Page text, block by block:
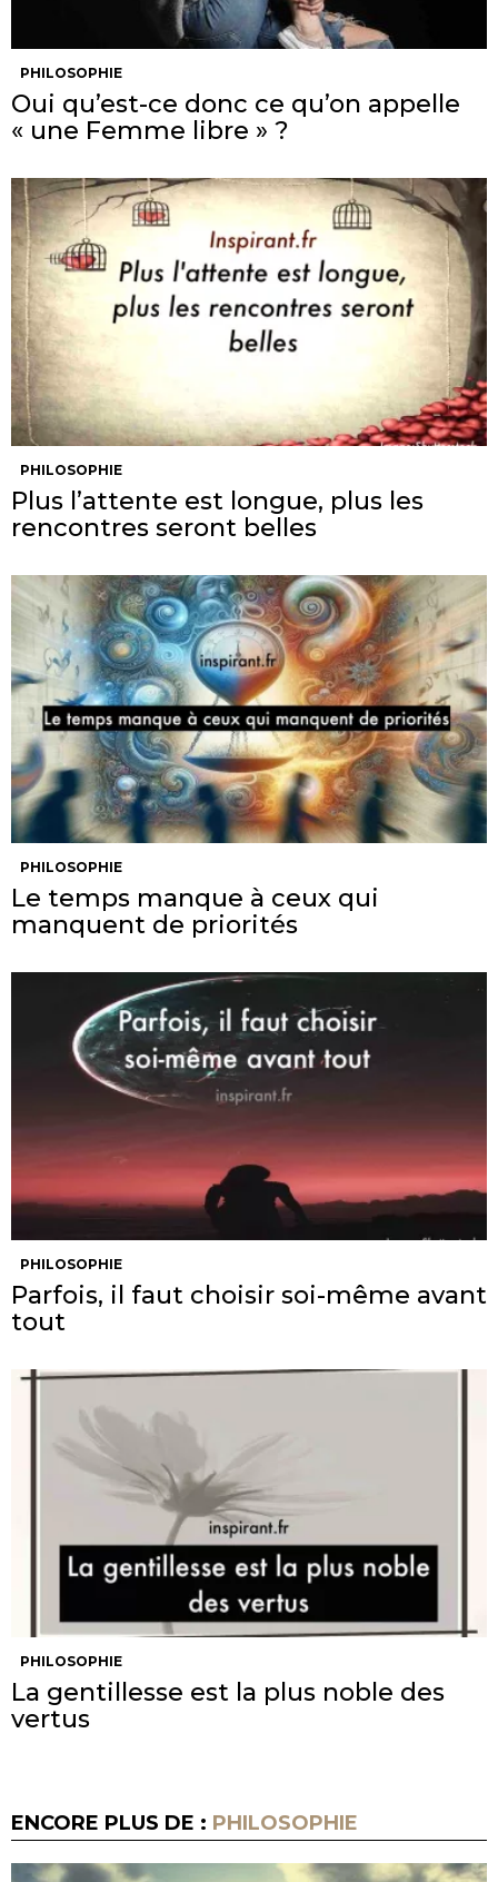
PHILOSOPHIE
Oui qu’est-ce donc ce qu’on appelle
« une Femme libre » ?
PHILOSOPHIE
Plus l’attente est longue, plus les
rencontres seront belles
PHILOSOPHIE
Le temps manque à ceux qui
manquent de priorités
PHILOSOPHIE
Parfois, il faut choisir soi-même avant
tout
PHILOSOPHIE
La gentillesse est la plus noble des
vertus
ENCORE PLUS DE : PHILOSOPHIE